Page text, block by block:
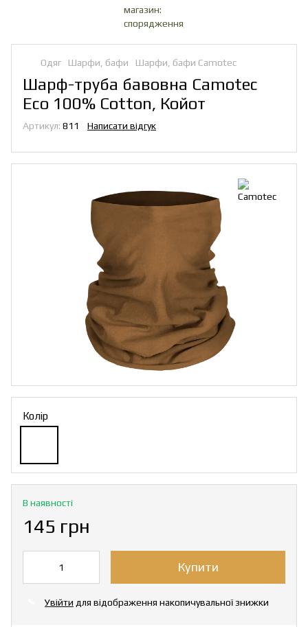
Одяг Шарфи, бафи Шарфи, бафи Camotec
Шарф-труба бавовна Camotec
Eco 100% Cotton, Койот
Артикул: 811 Написати відгук
Колір
В наявності
145 грн
Купити
Увійти для відображення накопичувальної знижки